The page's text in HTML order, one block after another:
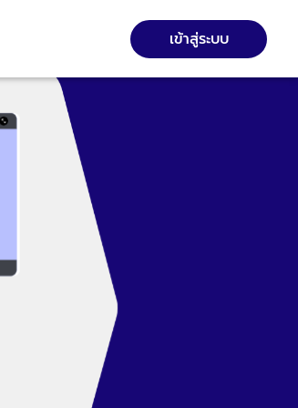
เข้าสู่ระบบ